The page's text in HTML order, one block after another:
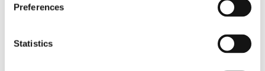
Preferences
Statistics